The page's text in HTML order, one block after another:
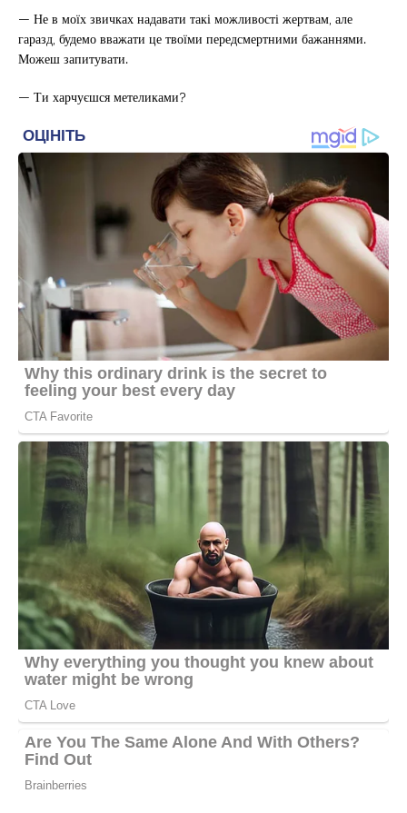
— Не в моїх звичках надавати такі можливості жертвам, але
гаразд, будемо вважати це твоїми передсмертними бажаннями.
Можеш запитувати.
— Ти харчуєшся метеликами?